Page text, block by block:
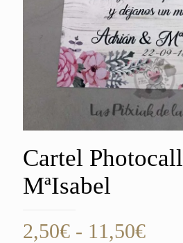
Cartel
MªIsabel
2,50€ - 11,50€